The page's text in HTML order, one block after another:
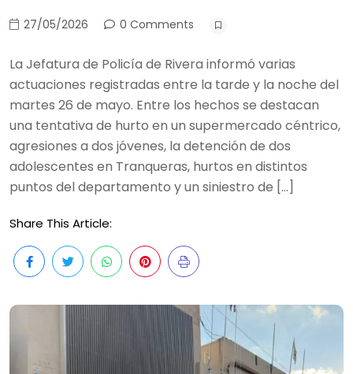
27/05/2026 0 Comments
La Jefatura de Policía de Rivera informó varias
actuaciones registradas entre la tarde y la noche del
martes 26 de mayo. Entre los hechos se destacan
una tentativa de hurto en un supermercado céntrico,
agresiones a dos jóvenes, la detención de dos
adolescentes en Tranqueras, hurtos en distintos
puntos del departamento y un siniestro de […]
Share This Article: